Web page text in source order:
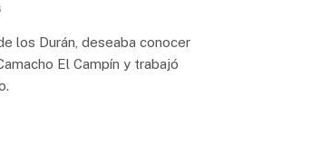
los Durán, deseaba conocer
El Campín y trabajó